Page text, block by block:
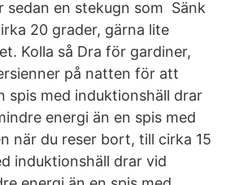
sedan en stekugn som Sänk
20 grader, gärna lite
Kolla så Dra för gardiner,
på natten för att
spis med induktionshäll drar
energi än en spis med
när du reser bort, till cirka 15
induktionshäll drar vid